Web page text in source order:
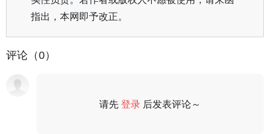
指出，本网即予改正。
评论（0）
请先登录 后发表评论～